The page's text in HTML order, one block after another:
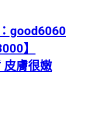
good6060
】
皮膚很嫩